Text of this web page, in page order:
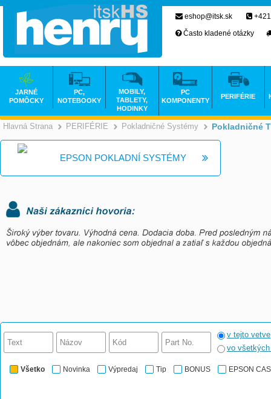
Hlavná Strana >
PERIFÉRIE >
Pokladničné Systémy Pokladničné
EPSON POKLADNÍ SYSTÉMY
v tejto vetve
vo
Všetko Novinka Výpredaj Tip BONUS EPSON
eshop@itsk.sk
Často kladené otázky
JARNÉ
POMÔCKY
PC,
NOTEBOOKY
MOBILY,
TABLETY,
HODINKY
PC
KOMPONENTY
PERIFÉRIE